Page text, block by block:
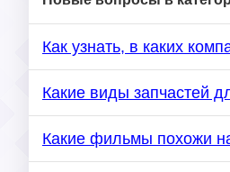
Как узнать, в каких
Какие виды запчастей
Какие фильмы похожи